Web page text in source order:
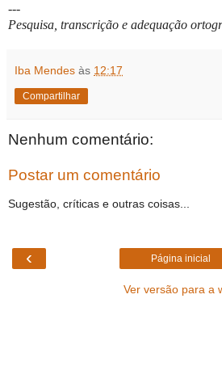
---
Pesquisa, transcrição e adequação
Iba Mendes às 12:17
Compartilhar
Nenhum comentário:
Postar um comentário
Sugestão, críticas e outras coisas...
‹ Página inicial
Ver versão para a